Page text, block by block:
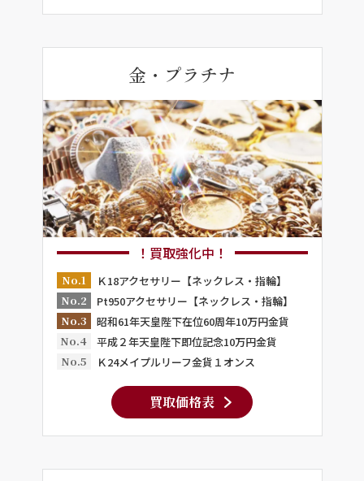
金・プラチナ
！買取強化中！
No.1
Ｋ18アクセサリー【ネックレス・指輪】
No.2
Pt950アクセサリー【ネックレス・指輪】
No.3
昭和61年天皇陛下在位60周年10万円金貨
No.4
平成２年天皇陛下即位記念10万円金貨
No.5
Ｋ24メイプルリーフ金貨１オンス
買取価格表